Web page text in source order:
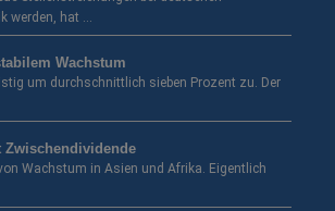
werden, hat …
Wachstum
um durchschnittlich sieben Prozent zu. Der
Zwischendividende
Wachstum in Asien und Afrika. Eigentlich